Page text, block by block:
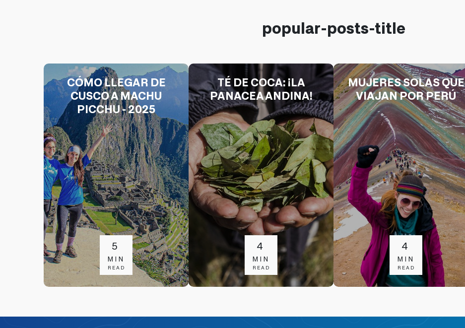
popular-posts-title
CÓMO LLEGAR DE
CUSCO A MACHU
PICCHU - 2025
5
MIN
READ
TÉ DE COCA: ¡LA
PANACEA ANDINA!
4
MIN
READ
MUJERES SOLAS QUE
VIAJAN POR PERÚ
4
MIN
READ